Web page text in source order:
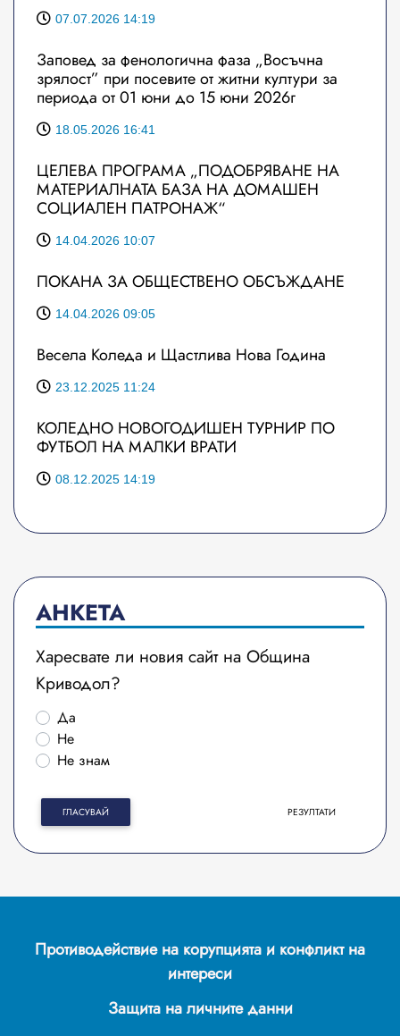
07.07.2026 14:19
Заповед за фенологична фаза „Восъчна
зрялост” при посевите от житни култури за
периода от 01 юни до 15 юни 2026г
18.05.2026 16:41
ЦЕЛЕВА ПРОГРАМА „ПОДОБРЯВАНЕ НА
МАТЕРИАЛНАТА БАЗА НА ДОМАШЕН
СОЦИАЛЕН ПАТРОНАЖ“
14.04.2026 10:07
ПОКАНА ЗА ОБЩЕСТВЕНО ОБСЪЖДАНЕ
14.04.2026 09:05
Весела Коледа и Щастлива Нова Година
23.12.2025 11:24
КОЛЕДНО НОВОГОДИШЕН ТУРНИР ПО
ФУТБОЛ НА МАЛКИ ВРАТИ
08.12.2025 14:19
АНКЕТА
Харесвате ли новия сайт на Община
Криводол?
Да
Не
Не знам
ГЛАСУВАЙ РЕЗУЛТАТИ
Противодействие на корупцията и конфликт на
интереси
Защита на личните данни